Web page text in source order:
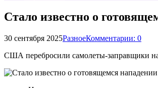
Стало известно о
30 сентября 2025РазноеКомментарии: 0
США перебросили самолеты-заправщики